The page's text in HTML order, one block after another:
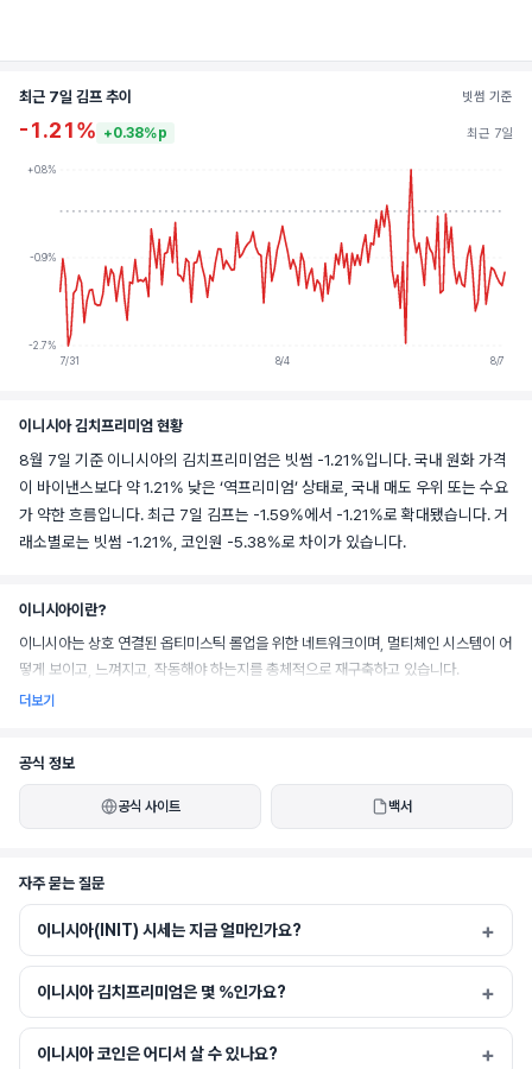
최근 7일 김프 추이 빗썸 기준
-1.21% +0.38%p 최근 7일
+0.8%
-0.9%
-2.7%
7/31
8/4 8/7
이니시아 김치프리미엄 현황
8월 7일 기준 이니시아의 김치프리미엄은 빗썸 -1.21%입니다. 국내 원화 가격
이 바이낸스보다 약 1.21% 낮은 ‘역프리미엄’ 상태로, 국내 매도 우위 또는 수요
가 약한 흐름입니다. 최근 7일 김프는 -1.59%에서 -1.21%로 확대됐습니다. 거
래소별로는 빗썸 -1.21%, 코인원 -5.38%로 차이가 있습니다.
이니시아이란?
이니시아는 상호 연결된 옵티미스틱 롤업을 위한 네트워크이며, 멀티체인 시스템이 어
떻게 보이고, 느껴지고, 작동해야 하는지를 총체적으로 재구축하고 있습니다.
더보기
공식 정보
공식 사이트 백서
자주 묻는 질문
이니시아(INIT) 시세는 지금 얼마인가요?
이니시아 김치프리미엄은 몇 %인가요?
이니시아 코인은 어디서 살 수 있나요?